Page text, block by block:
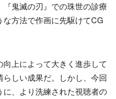
鬼滅の刃』での珠世の診療
方法で作画に先駆けてCG
上によって大きく進歩して
しい成果だ。しかし、今回
、より洗練された視聴者の